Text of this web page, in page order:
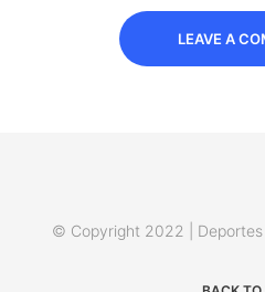
LEAVE A
© Copyright 2022 | Deportes